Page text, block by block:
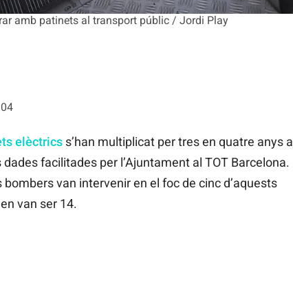
amb patinets al transport públic / Jordi Play
elèctricss’han multiplicat per tres en quatre anys a
facilitades per l’Ajuntament al TOT Barcelona.
bombers van intervenir en el foc de cinc d’aquests
van ser 14.